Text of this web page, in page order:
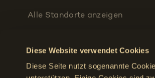
Diese Website verwendet Cookies
Diese Seite nutzt sogenannte
Alle Standorte anzeigen